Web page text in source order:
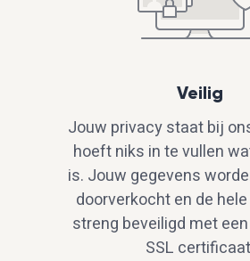
Veilig
Jouw privacy staat bij
hoeft niks in te vullen
is. Jouw gegevens
doorverkocht en de
streng beveiligd met
SSL